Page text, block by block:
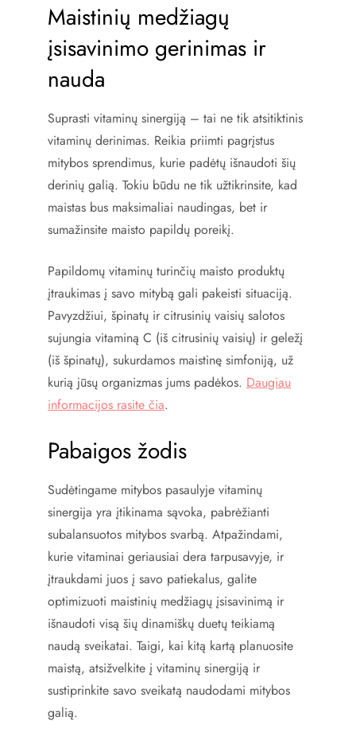
Maistinių medžiagų
įsisavinimo gerinimas ir
nauda
Suprasti vitaminų sinergiją – tai ne tik atsitiktinis
vitaminų derinimas. Reikia priimti pagrįstus
mitybos sprendimus, kurie padėtų išnaudoti šių
derinių galią. Tokiu būdu ne tik užtikrinsite, kad
maistas bus maksimaliai naudingas, bet ir
sumažinsite maisto papildų poreikį.
Papildomų vitaminų turinčių maisto produktų
įtraukimas į savo mitybą gali pakeisti situaciją.
Pavyzdžiui, špinatų ir citrusinių vaisių salotos
sujungia vitaminą C (iš citrusinių vaisių) ir geležį
(iš špinatų), sukurdamos maistinę simfoniją, už
kurią jūsų organizmas jums padėkos. Daugiau
informacijos rasite čia.
Pabaigos žodis
Sudėtingame mitybos pasaulyje vitaminų
sinergija yra įtikinama sąvoka, pabrėžianti
subalansuotos mitybos svarbą. Atpažindami,
kurie vitaminai geriausiai dera tarpusavyje, ir
įtraukdami juos į savo patiekalus, galite
optimizuoti maistinių medžiagų įsisavinimą ir
išnaudoti visą šių dinamiškų duetų teikiamą
naudą sveikatai. Taigi, kai kitą kartą planuosite
maistą, atsižvelkite į vitaminų sinergiją ir
sustiprinkite savo sveikatą naudodami mitybos
galią.